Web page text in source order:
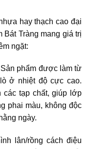
hay thạch cao đại
Bát Tràng mang giá trị
ngặt:
Sản phẩm được làm từ
ở nhiệt độ cực cao.
các tạp chất, giúp lớp
phai màu, không độc
ngày.
lân/rồng cách điệu